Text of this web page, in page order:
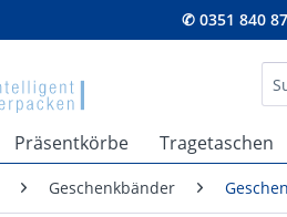
✆ 0351 840
Präsentkörbe Tragetaschen
Geschenkbänder